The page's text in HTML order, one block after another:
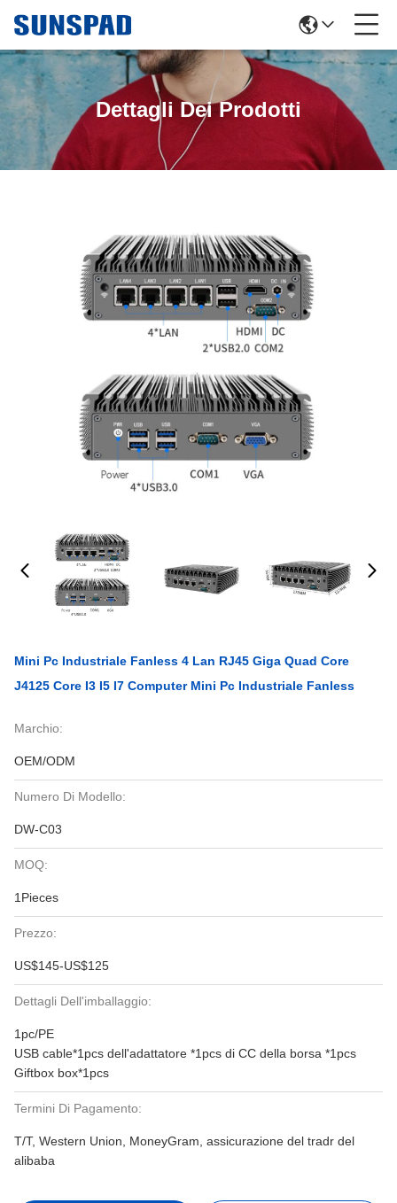
Dettagli Dei Prodotti
Mini Pc Industriale Fanless 4 Lan RJ45 Giga Quad Core
J4125 Core I3 I5 I7 Computer Mini Pc Industriale Fanless
Marchio:
OEM/ODM
Numero Di Modello:
DW-C03
MOQ:
1Pieces
Prezzo:
US$145-US$125
Dettagli Dell'imballaggio:
1pc/PE
USB cable*1pcs dell'adattatore *1pcs di CC della borsa *1pcs
Giftbox box*1pcs
Termini Di Pagamento:
T/T, Western Union, MoneyGram, assicurazione del tradr del
alibaba